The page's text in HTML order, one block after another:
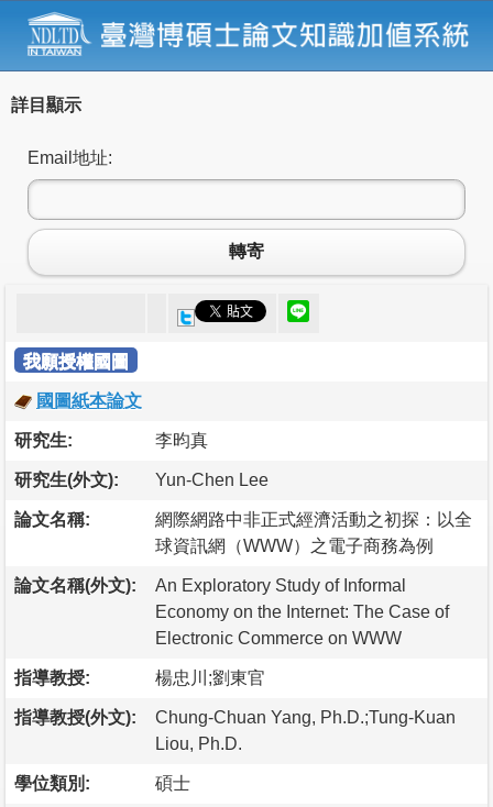
詳目顯示
Email地址:
轉寄
我願授權國圖
國圖紙本論文
研究生: 李昀真
研究生(外文): Yun-Chen Lee
論文名稱:
網際網路中非正式經濟活動之初探：以全
球資訊網（WWW）之電子商務為例
論文名稱(外文):
An Exploratory Study of Informal
Economy on the Internet: The Case of
Electronic Commerce on WWW
指導教授: 楊忠川;劉東官
指導教授(外文):
Chung-Chuan Yang, Ph.D.;Tung-Kuan
Liou, Ph.D.
學位類別: 碩士